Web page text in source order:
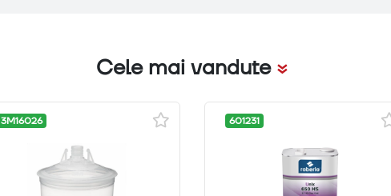
Cele mai vandute
3M16026 601231